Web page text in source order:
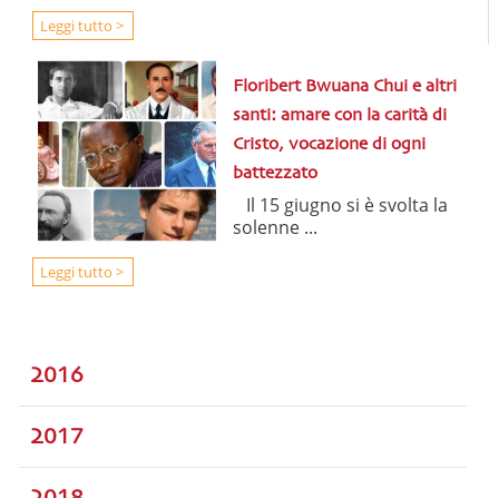
Leggi tutto >
Floribert Bwuana Chui e altri
santi: amare con la carità di
Cristo, vocazione di ogni
battezzato
Il 15 giugno si è svolta la
solenne ...
Leggi tutto >
2016
2017